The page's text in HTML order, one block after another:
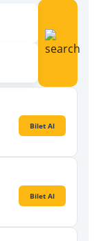
Bilet Al
Bilet Al